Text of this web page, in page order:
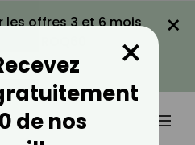
les offres 3 et 6 mois
LA PROMO
×
de nos
×